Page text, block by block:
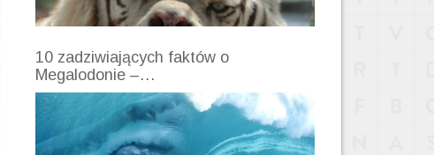
10 zadziwiających faktów o
Megalodonie –…